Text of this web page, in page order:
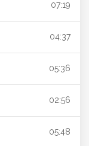
07:19
04:37
05:36
02:56
05:48